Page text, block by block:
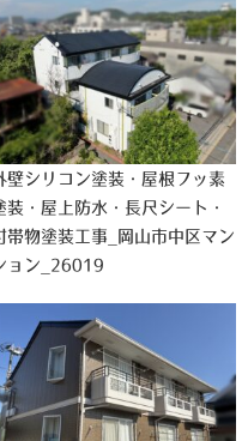
壁シリコン塗装・屋根フッ素
装・屋上防水・長尺シート・
帯物塗装工事_岡山市中区マン
ョン_26019